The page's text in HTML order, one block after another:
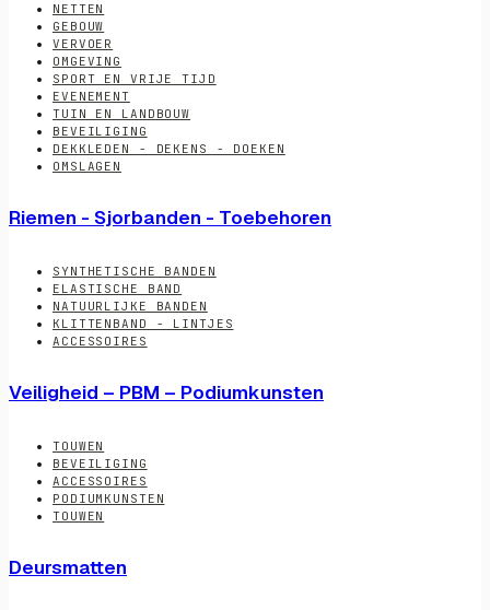
NETTEN
GEBOUW
VERVOER
OMGEVING
SPORT EN VRIJE TIJD
EVENEMENT
TUIN EN LANDBOUW
BEVEILIGING
DEKKLEDEN - DEKENS - DOEKEN
OMSLAGEN
Riemen - Sjorbanden - Toebehoren
SYNTHETISCHE BANDEN
ELASTISCHE BAND
NATUURLIJKE BANDEN
KLITTENBAND - LINTJES
ACCESSOIRES
Veiligheid – PBM – Podiumkunsten
TOUWEN
BEVEILIGING
ACCESSOIRES
PODIUMKUNSTEN
TOUWEN
Deursmatten